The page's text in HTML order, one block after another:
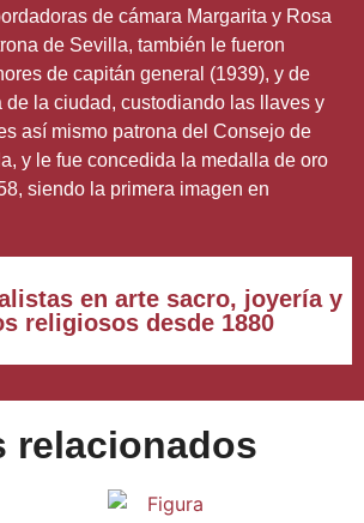
de cámara Margarita y Rosa
de Sevilla, también le fueron
de capitán general (1939), y de
de la ciudad, custodiando las llaves y
así mismo patrona del Consejo de
y le fue concedida la medalla de oro
siendo la primera imagen en
en arte sacro, joyería y
religiosos desde 1880
relacionados